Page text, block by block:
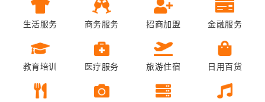
生活服务 商务服务 招商加盟 金融服务
教育培训 医疗服务 旅游住宿 日用百货